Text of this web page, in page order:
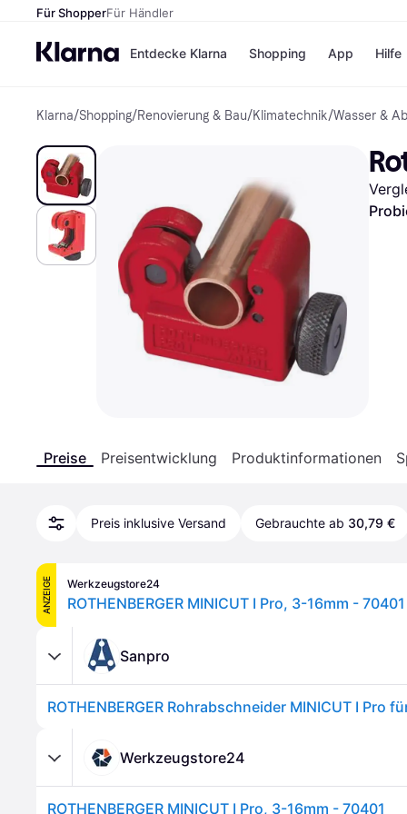
Für ShopperFür Händler
Entdecke Klarna
Zahlungsmethoden
Bezahle in 3
Bezahle in bis zu 30
Ratenzahlung
Shopping
Shops
eBay
Temu
SHEIN
App Hilfe
Klarna/Shopping/Renovierung & Bau/Klimatechnik/Wasser &
Preise Preisentwicklung Produktinformationen
Preis inklusive Versand Gebrauchte ab 30,79 €
ANZEIGE Werkzeugstore24
ROTHENBERGER MINICUT I Pro, 3-16mm - 70401
Sanpro
Werkzeugstore24
ROTHENBERGER MINICUT I Pro, 3-16mm - 70401